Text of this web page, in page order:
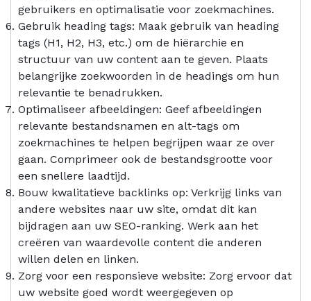
gebruikers en optimalisatie voor zoekmachines.
Gebruik heading tags: Maak gebruik van heading
tags (H1, H2, H3, etc.) om de hiërarchie en
structuur van uw content aan te geven. Plaats
belangrijke zoekwoorden in de headings om hun
relevantie te benadrukken.
Optimaliseer afbeeldingen: Geef afbeeldingen
relevante bestandsnamen en alt-tags om
zoekmachines te helpen begrijpen waar ze over
gaan. Comprimeer ook de bestandsgrootte voor
een snellere laadtijd.
Bouw kwalitatieve backlinks op: Verkrijg links van
andere websites naar uw site, omdat dit kan
bijdragen aan uw SEO-ranking. Werk aan het
creëren van waardevolle content die anderen
willen delen en linken.
Zorg voor een responsieve website: Zorg ervoor dat
uw website goed wordt weergegeven op